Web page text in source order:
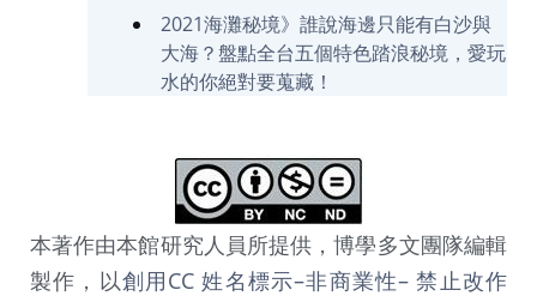
2021海灘秘境》誰說海邊只能有白沙與
大海？盤點全台五個特色踏浪秘境，愛玩
水的你絕對要蒐藏！
本著作由本館研究人員所提供，博學多文團隊編輯
製作，以創用CC 姓名標示–非商業性– 禁止改作